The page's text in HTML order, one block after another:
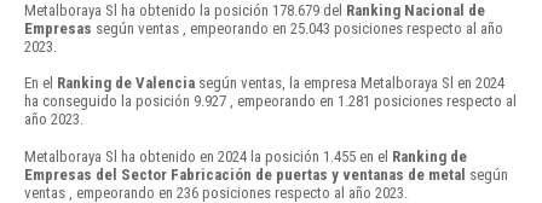
Metalboraya Sl ha obtenido la posición 178.679 del Ranking Nacional de
Empresas según ventas , empeorando en 25.043 posiciones respecto al año
2023.
En el Ranking de Valencia según ventas, la empresa Metalboraya Sl en 2024
ha conseguido la posición 9.927 , empeorando en 1.281 posiciones respecto al
año 2023.
Metalboraya Sl ha obtenido en 2024 la posición 1.455 en el Ranking de
Empresas del Sector Fabricación de puertas y ventanas de metal según
ventas , empeorando en 236 posiciones respecto al año 2023.